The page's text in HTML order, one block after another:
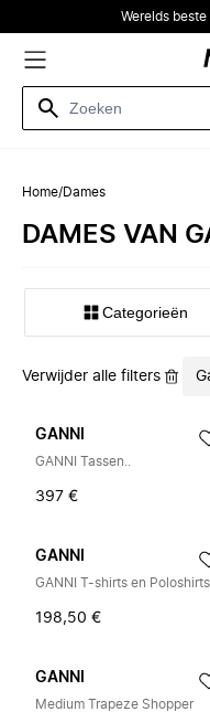
Werelds
Home/Dames
DAMES VAN
Categorieën
Verwijder alle filters
GANNI
GANNI Tassen..
397 €
GANNI
GANNI T-shirts en Poloshirts
198,50 €
GANNI
Medium Trapeze Shopper